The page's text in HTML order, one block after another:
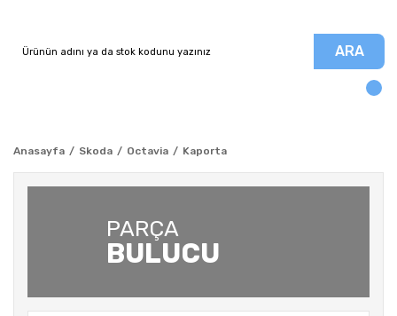
ARA
Anasayfa Skoda Octavia Kaporta
PARÇA
BULUCU